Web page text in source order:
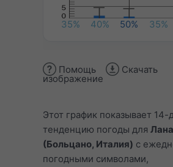
35% 40% 50% 35%
Помощь Скачать
изображение
Этот график показывает
тенденцию погоды для Лана
(Больцано, Италия) с
погодными символами,